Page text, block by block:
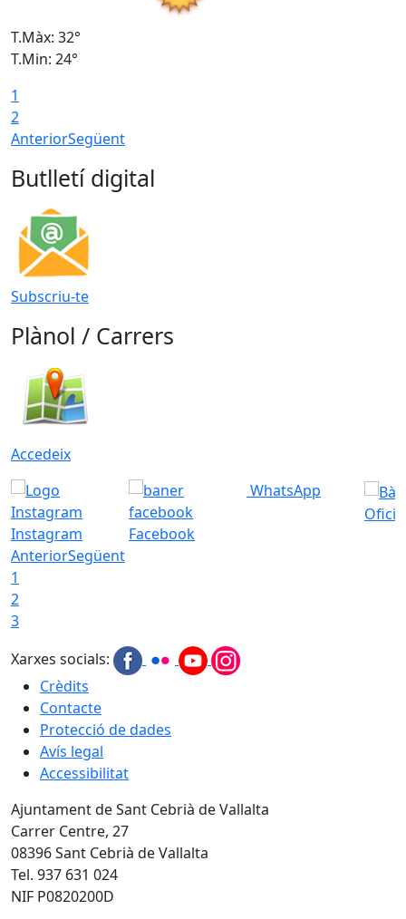
T.Màx: 32°
T.Min: 24°
1
2
AnteriorSegüent
Butlletí digital
Subscriu-te
Plànol / Carrers
Accedeix
Instagram Facebook
WhatsApp
AnteriorSegüent
1
2
3
Xarxes socials:
Crèdits
Contacte
Protecció de dades
Avís legal
Accessibilitat
Ajuntament de Sant Cebrià de Vallalta
Carrer Centre, 27
08396 Sant Cebrià de Vallalta
Tel. 937 631 024
NIF P0820200D